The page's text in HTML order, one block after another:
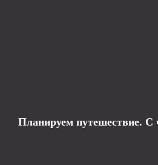
Планируем путешествие. С